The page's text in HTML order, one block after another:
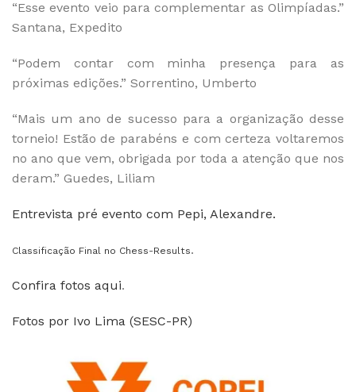
“Esse evento veio para complementar as Olimpíadas.”
Santana, Expedito
“Podem contar com minha presença para as
próximas edições.” Sorrentino, Umberto
“Mais um ano de sucesso para a organização desse
torneio! Estão de parabéns e com certeza voltaremos
no ano que vem, obrigada por toda a atenção que nos
deram.” Guedes, Liliam
Entrevista pré evento com Pepi, Alexandre.
Classificação Final no Chess-Results.
Confira fotos aqui.
Fotos por Ivo Lima (SESC-PR)